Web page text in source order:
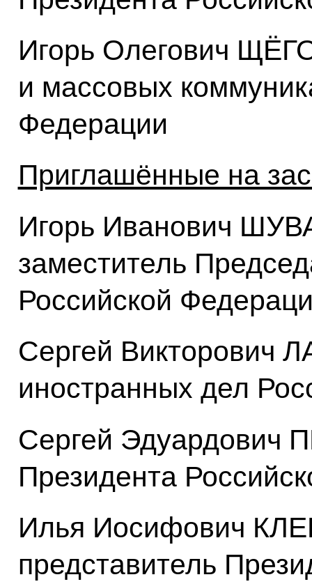
Игорь Олегович
и массовых
Федерации
Приглашённые на
Игорь Иванович
заместитель
Российской
Сергей Викторович
иностранных дел
Сергей
Президента
Илья Иосифович
представитель